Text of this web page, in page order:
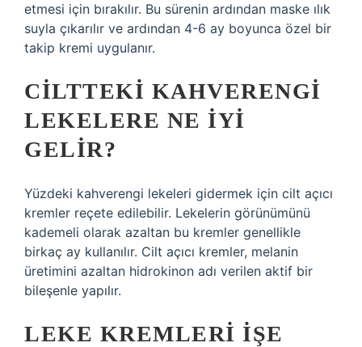
etmesi için bırakılır. Bu sürenin ardından maske ılık
suyla çıkarılır ve ardından 4-6 ay boyunca özel bir
takip kremi uygulanır.
CILTTEKI KAHVERENGI
LEKELERE NE IYI
GELIR?
Yüzdeki kahverengi lekeleri gidermek için cilt açıcı
kremler reçete edilebilir. Lekelerin görünümünü
kademeli olarak azaltan bu kremler genellikle
birkaç ay kullanılır. Cilt açıcı kremler, melanin
üretimini azaltan hidrokinon adı verilen aktif bir
bileşenle yapılır.
LEKE KREMLERI IŞE